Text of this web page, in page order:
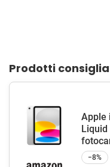
Prodotti
Apple
Liquid
−8%